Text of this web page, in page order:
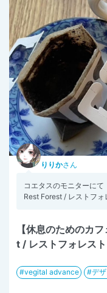
りりかさん
コエタスのモニターにて
Rest Forest / レストフォ
【休息のためのカ
t / レストフォレス
vegital advance デ